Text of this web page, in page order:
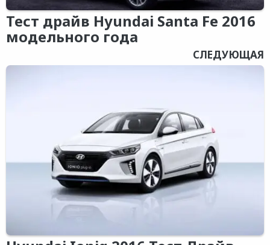
Тест драйв Hyundai Santa Fe 2016
модельного года
СЛЕДУЮЩАЯ